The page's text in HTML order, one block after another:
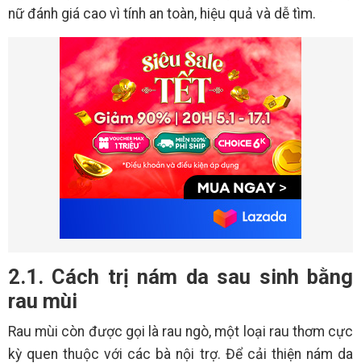
nữ đánh giá cao vì tính an toàn, hiệu quả và dễ tìm.
2.1. Cách trị nám da sau sinh bằng
rau mùi
Rau mùi còn được gọi là rau ngò, một loại rau thơm cực
kỳ quen thuộc với các bà nội trợ. Để cải thiện nám da